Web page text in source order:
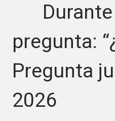
Durante
pregunta:
Pregunta
2026